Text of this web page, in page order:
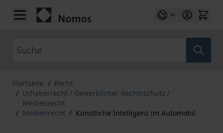
Zum Inhalt springen
Startseite / Recht
/ Urheberrecht / Gewerblicher Rechtsschutz /
Medienrecht
/ Medienrecht / Künstliche Intelligenz im Automobil